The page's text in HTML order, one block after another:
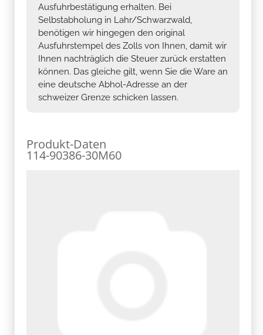
Ausfuhrbestätigung erhalten. Bei
Selbstabholung in Lahr/Schwarzwald,
benötigen wir hingegen den original
Ausfuhrstempel des Zolls von Ihnen, damit wir
Ihnen nachträglich die Steuer zurück erstatten
können. Das gleiche gilt, wenn Sie die Ware an
eine deutsche Abhol-Adresse an der
schweizer Grenze schicken lassen.
Produkt-Daten
114-90386-30M60